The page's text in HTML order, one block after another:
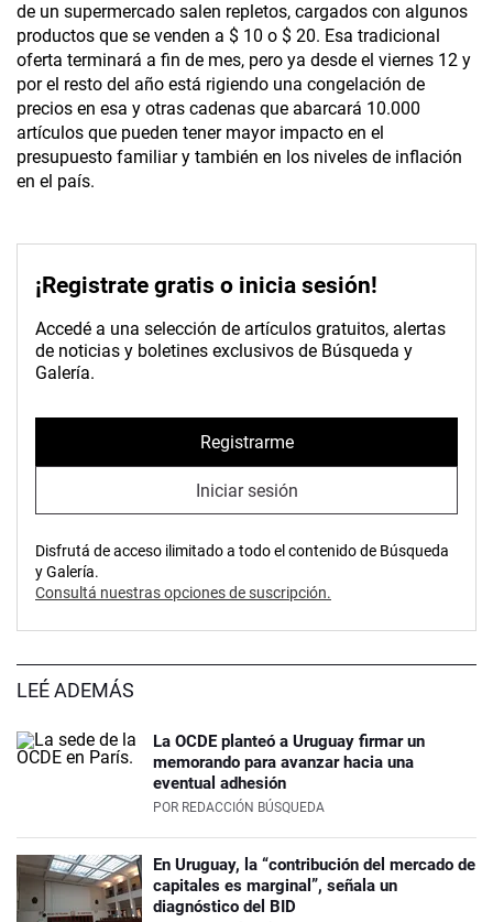
de un supermercado salen repletos, cargados con algunos
productos que se venden a $ 10 o $ 20. Esa tradicional
oferta terminará a fin de mes, pero ya desde el viernes 12 y
por el resto del año está rigiendo una congelación de
precios en esa y otras cadenas que abarcará 10.000
artículos que pueden tener mayor impacto en el
presupuesto familiar y también en los niveles de inflación
en el país.
¡Registrate gratis o inicia sesión!
Accedé a una selección de artículos gratuitos, alertas
de noticias y boletines exclusivos de Búsqueda y
Galería.
Registrarme
Iniciar sesión
Disfrutá de acceso ilimitado a todo el contenido de Búsqueda
y Galería.
Consultá nuestras opciones de suscripción.
LEÉ ADEMÁS
La OCDE planteó a Uruguay firmar un
memorando para avanzar hacia una
eventual adhesión
POR REDACCIÓN BÚSQUEDA
En Uruguay, la “contribución del mercado de
capitales es marginal”, señala un
diagnóstico del BID